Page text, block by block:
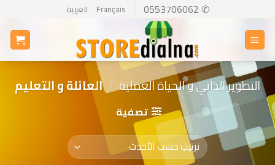
content
✆ 0553706062
Français العربية
التطوير الذاتي و الحياة العملية / العائلة و التعليم
تصفية